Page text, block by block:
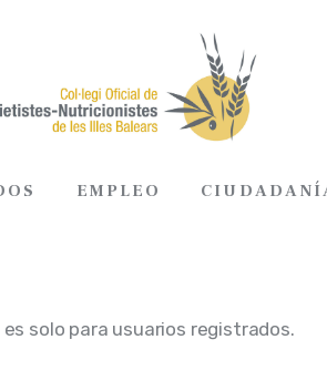
EMPLEO
solo para usuarios registrados.